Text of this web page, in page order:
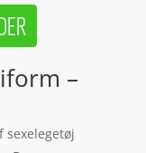
–
sexelegetøj